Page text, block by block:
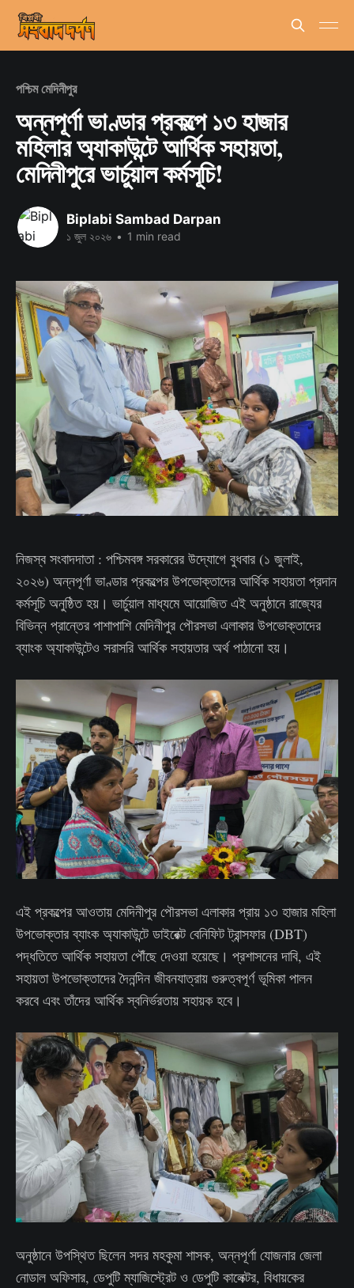
পশ্চিম মেদিনীপুর
অন্নপূর্ণা ভাণ্ডার প্রকল্পে ১৩ হাজার
মহিলার অ্যাকাউন্টে আর্থিক সহায়তা,
মেদিনীপুরে ভার্চুয়াল কর্মসূচি!
Biplabi Sambad Darpan
১ জুল ২০২৬ • 1 min read
নিজস্ব সংবাদদাতা : পশ্চিমবঙ্গ সরকারের উদ্যোগে বুধবার (১ জুলাই,
২০২৬) অন্নপূর্ণা ভাণ্ডার প্রকল্পের উপভোক্তাদের আর্থিক সহায়তা প্রদান
কর্মসূচি অনুষ্ঠিত হয়। ভার্চুয়াল মাধ্যমে আয়োজিত এই অনুষ্ঠানে রাজ্যের
বিভিন্ন প্রান্তের পাশাপাশি মেদিনীপুর পৌরসভা এলাকার উপভোক্তাদের
ব্যাংক অ্যাকাউন্টেও সরাসরি আর্থিক সহায়তার অর্থ পাঠানো হয়।
এই প্রকল্পের আওতায় মেদিনীপুর পৌরসভা এলাকার প্রায় ১৩ হাজার মহিলা
উপভোক্তার ব্যাংক অ্যাকাউন্টে ডাইরেক্ট বেনিফিট ট্রান্সফার (DBT)
পদ্ধতিতে আর্থিক সহায়তা পৌঁছে দেওয়া হয়েছে। প্রশাসনের দাবি, এই
সহায়তা উপভোক্তাদের দৈনন্দিন জীবনযাত্রায় গুরুত্বপূর্ণ ভূমিকা পালন
করবে এবং তাঁদের আর্থিক স্বনির্ভরতায় সহায়ক হবে।
অনুষ্ঠানে উপস্থিত ছিলেন সদর মহকুমা শাসক, অন্নপূর্ণা যোজনার জেলা
নোডাল অফিসার, ডেপুটি ম্যাজিস্ট্রেট ও ডেপুটি কালেক্টর, বিধায়কের